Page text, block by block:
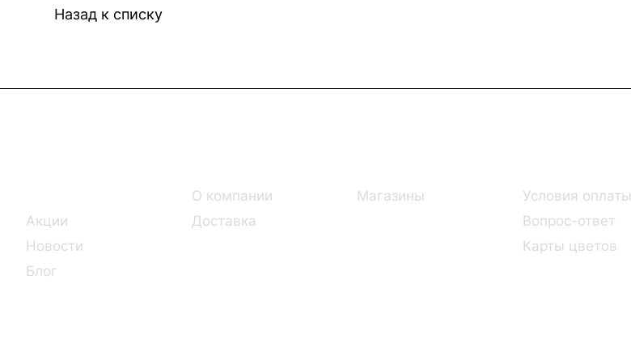
Назад к списку
Акции
Новости
Блог
О компании
Доставка
Магазины
Условия оплаты
Вопрос-ответ
Карты цветов